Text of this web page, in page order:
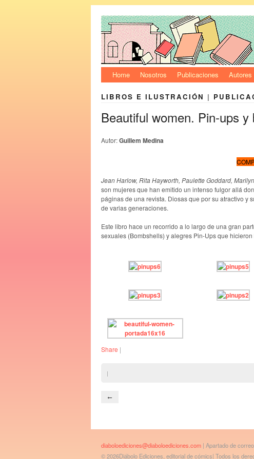
Home Nosotros Publicaciones Autores
LIBROS E ILUSTRACIÓN |
Beautiful women. Pin-ups
Autor:Guillem Medina
Jean Harlow, Rita Hayworth, Paulette Goddard,
son mujeres que han emitido un intenso fulgor allá
páginas de una revista. Diosas que por su atractivo y
de varias generaciones.
Este libro hace un recorrido a lo largo de una gran
sexuales (Bombshells) y alegres Pin-Ups que hicieron
Share |
|
←
diaboloediciones@diaboloediciones.com | Apartado de
© 2026Diábolo Ediciones, editorial de cómics| Todos los